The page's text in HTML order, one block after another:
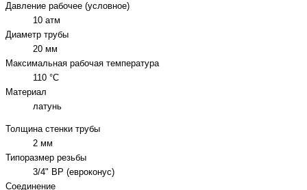
Давление рабочее (условное)
10 атм
Диаметр трубы
20 мм
Максимальная рабочая температура
110 °C
Материал
латунь
Толщина стенки трубы
2 мм
Типоразмер резьбы
3/4" ВР (евроконус)
Соединение